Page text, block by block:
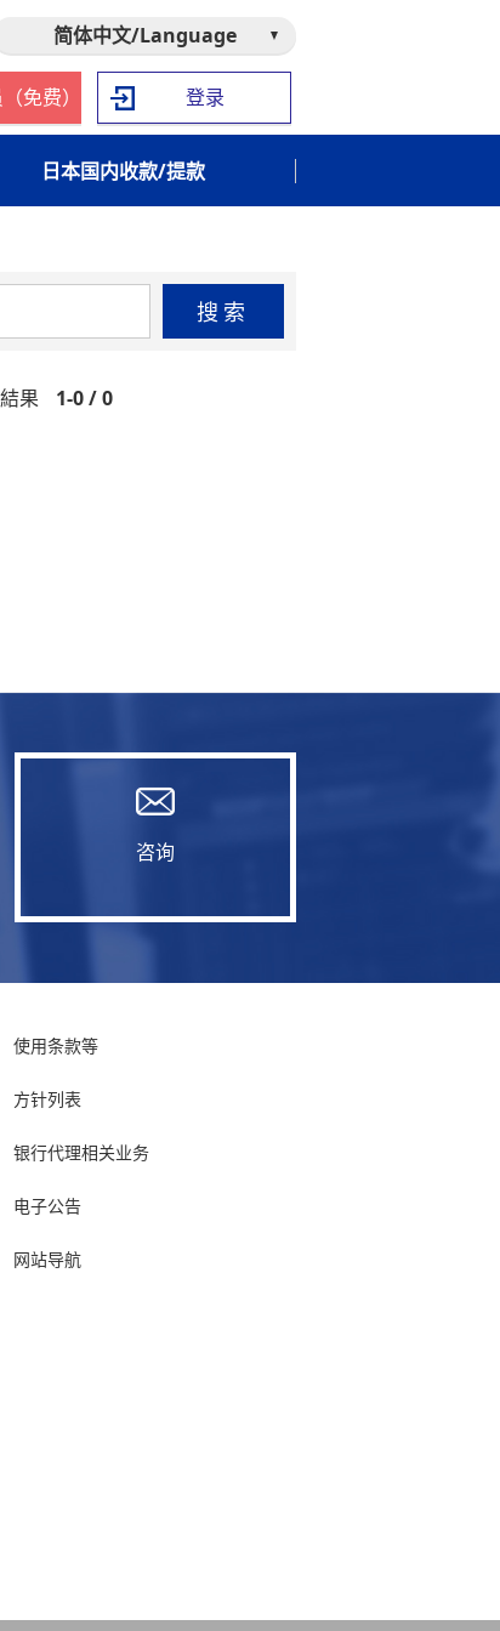
简体中文/Language
免费） 登录
日本国内收款/提款
搜索
果 1-0 / 0
咨询
使用条款等
方针列表
银行代理相关业务
电子公告
网站导航